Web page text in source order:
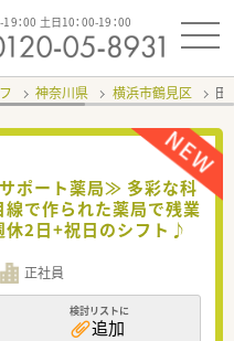
：00 土日10：00-19：00
神奈川県 横浜市鶴見区 田
ポート薬局≫ 多彩な科
で作られた薬局で残業
2日+祝日のシフト♪
正社員
検討リストに
追加